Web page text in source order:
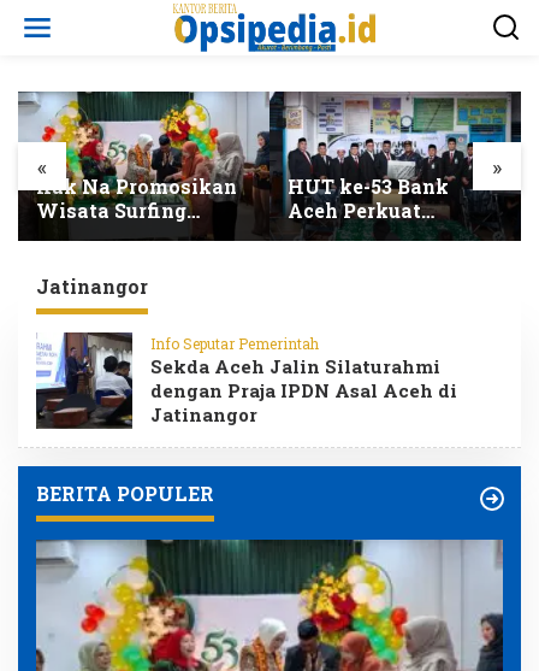
« »
HUT ke-53 Bank
Aceh Perkuat
Amanah dan Pacu
Ekonomi Syariah
Aceh
Resmi Dilantik 228
PNS Baru Siap
Perkuat Lini
Jatinangor
Info Seputar Pemerintah
Sekda Aceh Jalin Silaturahmi
dengan Praja IPDN Asal Aceh di
Jatinangor
BERITA POPULER